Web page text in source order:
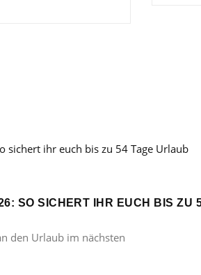
SO SICHERT IHR EUCH BIS ZU
den Urlaub im nächsten